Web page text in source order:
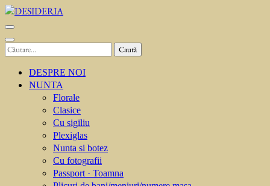
Sari
la
conținut
(apasă
Caută
DESPRE NOI
NUNTA
Florale
Clasice
Cu sigiliu
Plexiglas
Nunta si botez
Cu fotografii
Passport · Toamna